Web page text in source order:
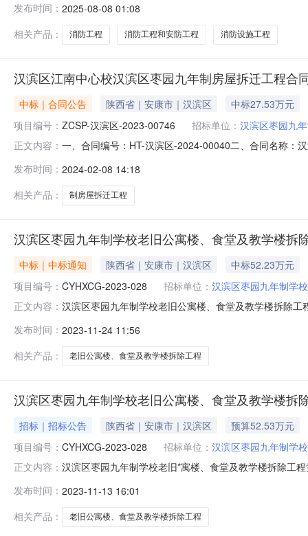
工程采购方式：竞争性磋商预算金额：585,659.59元采
发布时间： 2025-08-08 01:08
相关产品：
消防工程 消防工程和安防工程 消防设施工程
汉滨区江南中心校汉滨区枣园九年制房屋拆迁工程合
中标｜合同公告 陕西省｜安康市｜汉滨区
中标27.53万元
项目编号： ZCSP-汉滨区-2023-00746 招标单位： 汉滨区枣园九
正文内容： 一、合同编号：HT-汉滨区-2024-00040二、合同名称：
新技术产业开发区花园乡三元宫村钻石壹号2309号联系
发布时间： 2024-02-08 14:18
相关产品：
制房屋拆迁工程
汉滨区枣园九年制学校老旧公寓楼、食堂及教学楼拆
中标｜中标通知 陕西省｜安康市｜汉滨区
中标52.23万元
项目编号： CYHXCG-2023-028 招标单位： 汉滨区枣园九年制学校
正文内容： 汉滨区枣园九年制学校老旧公寓楼、食堂及教学楼拆除
楼拆除工程二、采购项目编号：CYHXCG-2023-028三
称：安康诚与慧新
发布时间： 2023-11-24 11:56
相关产品：
老旧公寓楼、食堂及教学楼拆除工程
汉滨区枣园九年制学校老旧公寓楼、食堂及教学楼拆
招标｜招标公告 陕西省｜安康市｜汉滨区
预算52.53万元
项目编号： CYHXCG-2023-028 招标单位： 汉滨区枣园九年制学校
正文内容： 汉滨区枣园九年制学校老旧*寓楼、食堂及教学楼拆除工
食堂及教学楼拆除工程3、预算金额：525286.07元4、
发布时间： 2023-11-13 16:01
相关产品：
老旧公寓楼、食堂及教学楼拆除工程